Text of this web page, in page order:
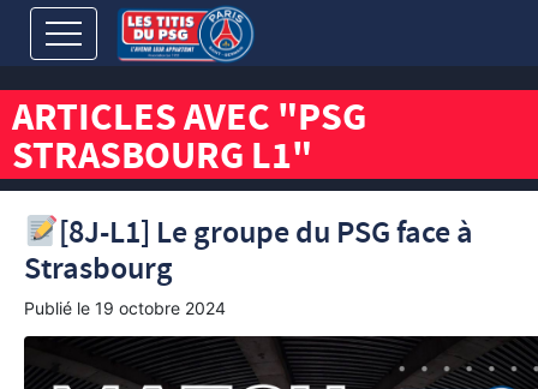
ARTICLES AVEC "PSG
STRASBOURG L1"
[8J-L1] Le groupe du PSG face à
Strasbourg
Publié le 19 octobre 2024